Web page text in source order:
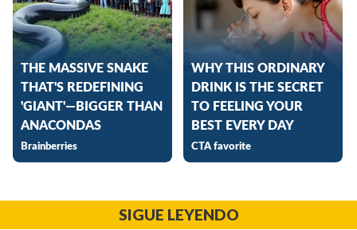
SIGUE LEYENDO